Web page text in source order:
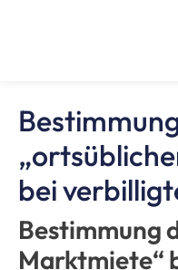
bei
Bestimmung
Marktmiete“